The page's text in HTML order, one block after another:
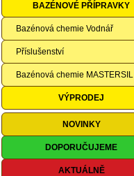
BAZÉNOVÉ PŘÍPRAVKY
Bazénová chemie Vodnář
Příslušenství
Bazénová chemie MASTERSIL
VÝPRODEJ
NOVINKY
DOPORUČUJEME
AKTUÁLNĚ